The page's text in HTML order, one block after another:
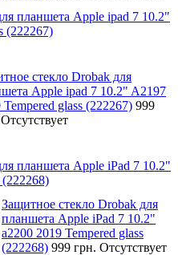
планшета Apple ipad 7 10.2"
(222267)
стекло Drobak для
Apple ipad 7 10.2" A2197
Tempered glass (222267) 999
Отсутствует
планшета Apple iPad 7 10.2"
(222268)
Защитное стекло Drobak для
планшета Apple iPad 7 10.2"
a2200 2019 Tempered glass
(222268) 999 грн. Отсутствует